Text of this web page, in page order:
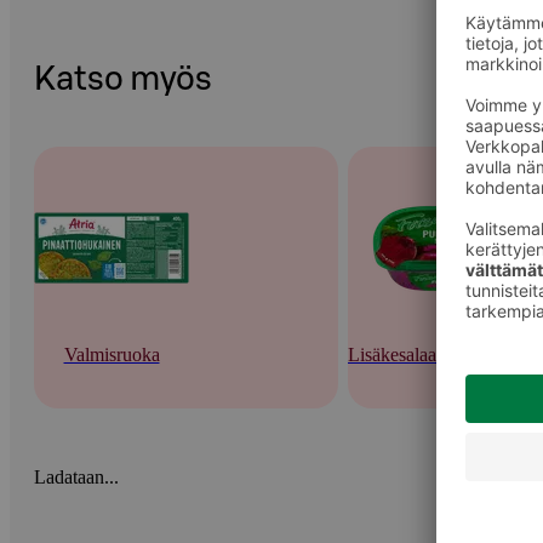
Katso myös
Valmisruoka Lisäkesalaatit ja
Ladataan...